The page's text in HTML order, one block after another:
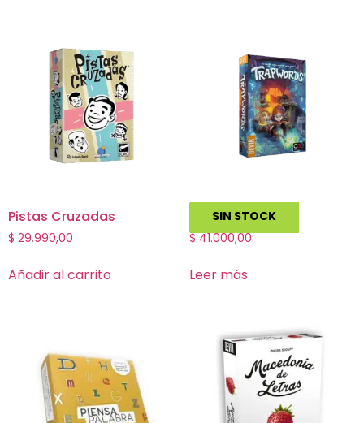
Pistas Cruzadas
$ 29.990,00
Añadir al carrito
SIN STOCK
Trapwords
$41.000,00
Leer más